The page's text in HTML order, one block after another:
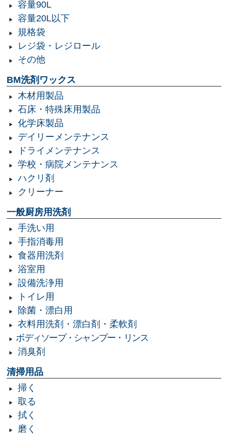
容量90L
容量20L以下
規格袋
レジ袋・レジロール
その他
BM洗剤ワックス
木材用製品
石床・特殊床用製品
化学床製品
デイリーメンテナンス
ドライメンテナンス
学校・病院メンテナンス
ハクリ剤
クリーナー
一般厨房用洗剤
手洗い用
手指消毒用
食器用洗剤
浴室用
設備洗浄用
トイレ用
除菌・漂白用
衣料用洗剤・漂白剤・柔軟剤
ボディソープ・シャンプー・リンス
消臭剤
清掃用品
掃く
取る
拭く
磨く